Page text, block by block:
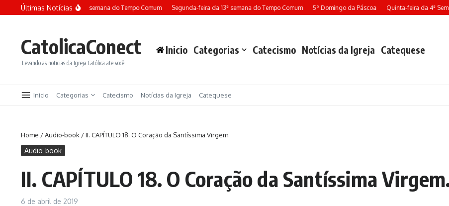
Ir para o conteúdo
Últimas Notícias
Terça-feira da 13ª semana do Tempo Comum Segunda-feira da 13ª semana do Tempo Comum 5º Domingo da Páscoa Quinta-feira da 4ª
CatolicaConect
Levando as noticias da Igreja Católica ate você.
Inicio Categorias Catecismo Notícias da Igreja Catequese
Inicio Categorias Catecismo Notícias da Igreja Catequese
Home /Audio-book /II. CAPÍTULO 18. O Coração da Santíssima Virgem.
Audio-book
II. CAPÍTULO 18. O Coração da Santíssima
6 de abril de 2019